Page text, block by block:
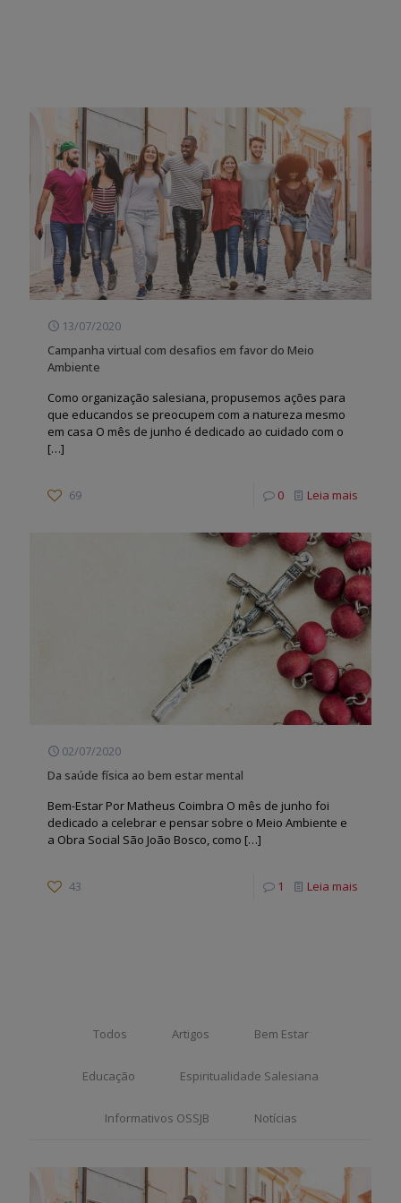
13/07/2020
Campanha virtual com desafios em favor do Meio
Ambiente
Como organização salesiana, propusemos ações para
que educandos se preocupem com a natureza mesmo
em casa O mês de junho é dedicado ao cuidado com o
[…]
69 0 Leia mais
02/07/2020
Da saúde física ao bem estar mental
Bem-Estar Por Matheus Coimbra O mês de junho foi
dedicado a celebrar e pensar sobre o Meio Ambiente e
a Obra Social São João Bosco, como […]
43 1 Leia mais
Todos Artigos Bem Estar
Educação Espiritualidade Salesiana
Informativos OSSJB Notícias